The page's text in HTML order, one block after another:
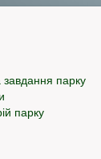
парку
парку